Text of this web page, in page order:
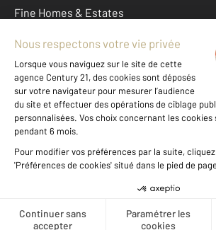
Créer une alerte
Fine Homes & Estates
À propos
International
Nous contacter
Données personnelles
Gestionnaire des cookies